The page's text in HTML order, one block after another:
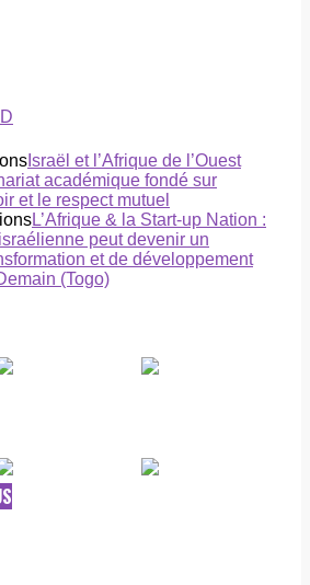
Israël et l’Afrique de l’Ouest
académique fondé sur
et le respect mutuel
L’Afrique & la Start-up Nation :
peut devenir un
et de développement
(Togo)